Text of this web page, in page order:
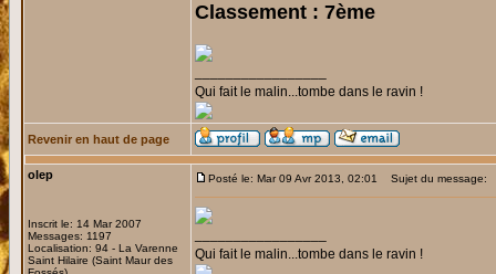
Classement : 7ème
Qui fait le malin...tombe dans le ravin !
Revenir en haut de page
olep
Inscrit le: 14 Mar 2007
Messages: 1197
Localisation: 94 - La Varenne
Saint Hilaire (Saint Maur des
Posté le: Mar 09 Avr 2013, 02:01 Sujet du message:
Qui fait le malin...tombe dans le ravin !